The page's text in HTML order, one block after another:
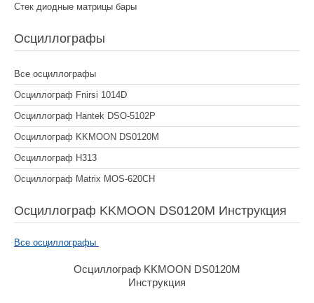
Стек диодные матрицы бары
Осциллографы
Все осциллографы
Осциллограф Fnirsi 1014D
Осциллограф Hantek DSO-5102P
Осциллограф KKMOON DS0120M
Осциллограф Н313
Осциллограф Matrix MOS-620CH
Осциллограф KKMOON DS0120M Инструкция
Все осциллографы
Осциллограф KKMOON DS0120M
Инструкция